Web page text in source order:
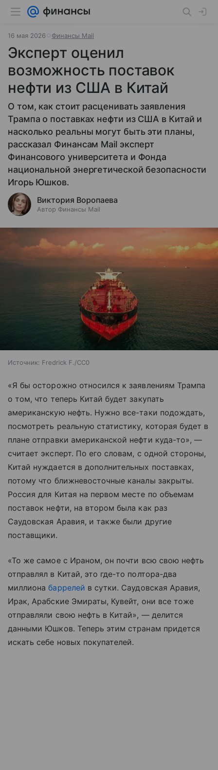
16 мая 2026 Финансы Mail
Эксперт оценил
возможность поставок
нефти из США в Китай
О том, как стоит расценивать заявления
Трампа о поставках нефти из США в Китай и
насколько реальны могут быть эти планы,
рассказал Финансам Mail эксперт
Финансового университета и Фонда
национальной энергетической безопасности
Игорь Юшков.
Виктория Воропаева
Автор Финансы Mail
Источник: Fredrick F./СС0
«Я бы осторожно относился к заявлениям Трампа
о том, что теперь Китай будет закупать
американскую нефть. Нужно все-таки подождать,
посмотреть реальную статистику, которая будет в
плане отправки американской нефти куда-то», —
считает эксперт. По его словам, с одной стороны,
Китай нуждается в дополнительных поставках,
потому что ближневосточные каналы закрыты.
Россия для Китая на первом месте по объемам
поставок нефти, на втором была как раз
Саудовская Аравия, и также были другие
поставщики.
«То же самое с Ираном, он почти всю свою нефть
отправлял в Китай, это где-то полтора-два
миллионабаррелей в сутки. Саудовская Аравия,
Ирак, Арабские Эмираты, Кувейт, они все тоже
отправляли свою нефть в Китай», — делится
данными Юшков. Теперь этим странам придется
искать себе новых покупателей.